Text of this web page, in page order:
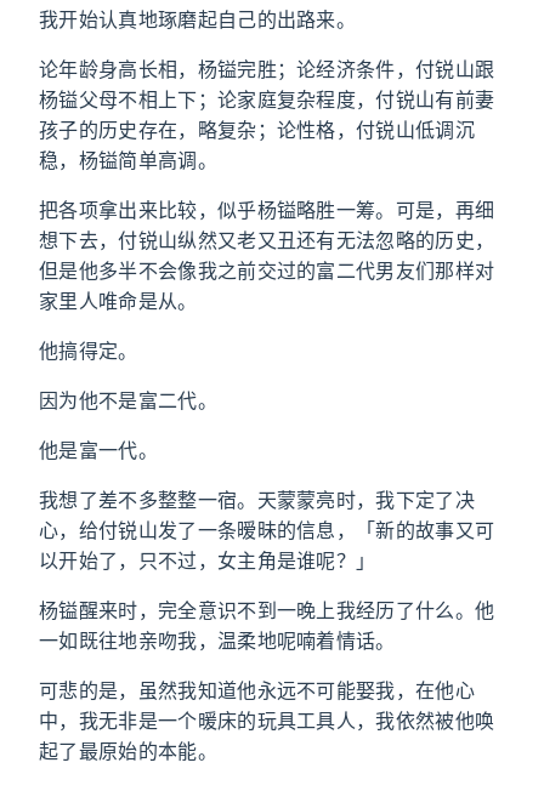
我开始认真地琢磨起自己的出路来。
论年龄身高长相，杨镒完胜；论经济条件，付锐山跟
杨镒父母不相上下；论家庭复杂程度，付锐山有前妻
孩子的历史存在，略复杂；论性格，付锐山低调沉
稳，杨镒简单高调。
把各项拿出来比较，似乎杨镒略胜一筹。可是，再细
想下去，付锐山纵然又老又丑还有无法忽略的历史，
但是他多半不会像我之前交过的富二代男友们那样对
家里人唯命是从。
他搞得定。
因为他不是富二代。
他是富一代。
我想了差不多整整一宿。天蒙蒙亮时，我下定了决
心，给付锐山发了一条暧昧的信息，「新的故事又可
以开始了，只不过，女主角是谁呢？」
杨镒醒来时，完全意识不到一晚上我经历了什么。他
一如既往地亲吻我，温柔地呢喃着情话。
可悲的是，虽然我知道他永远不可能娶我，在他心
中，我无非是一个暖床的玩具工具人，我依然被他唤
起了最原始的本能。